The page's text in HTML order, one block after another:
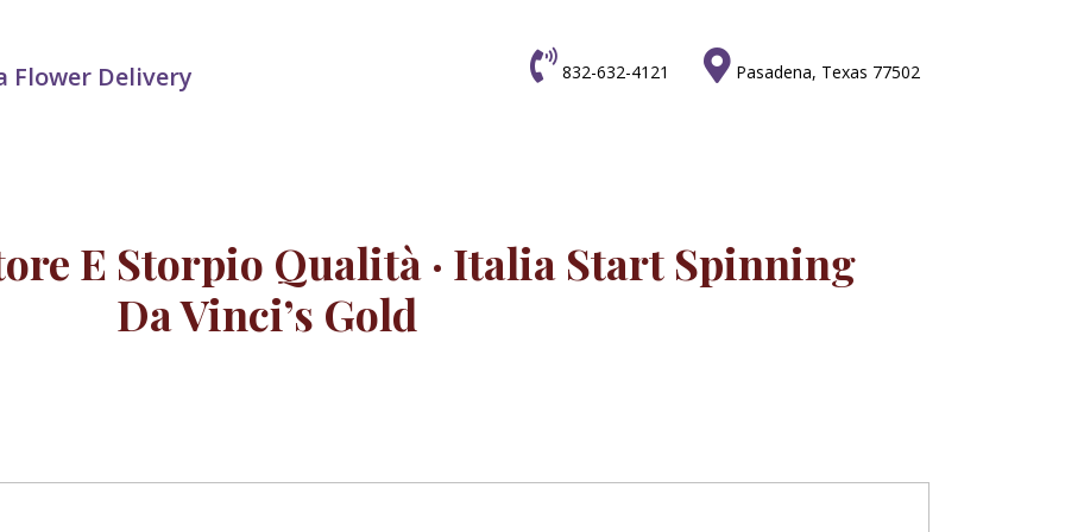
Flower Delivery  832-632-4121  Pasadena, Texas 77502
E Storpio Qualità · Italia Start Spinning
Da Vinci’s Gold